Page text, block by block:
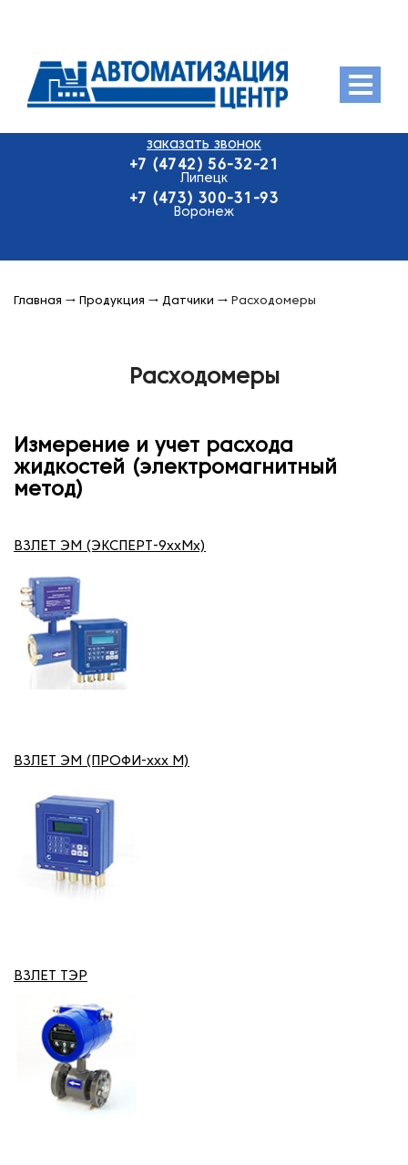
Menu
О компании
Продукция
Оплата и доставка
заказать звонок
+7 (4742) 56-32-21
Липецк
+7 (473) 300-31-93
Воронеж
Главная → Продукция → Датчики → Расходомеры
Расходомеры
Измерение и учет расхода
жидкостей (электромагнитный
метод)
ВЗЛЕТ ЭМ (ЭКСПЕРТ-9xxMx)
ВЗЛЕТ ЭМ (ПРОФИ-ххх М)
ВЗЛЕТ ТЭР